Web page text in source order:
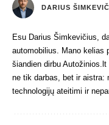
DARIUS
Esu Darius Šimkevičius,
automobilius. Mano kelias
šiandien dirbu
ne tik darbas, bet ir aistra:
technologijų ateitimi ir